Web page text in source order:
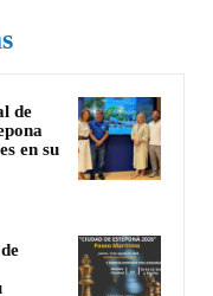
de
en su